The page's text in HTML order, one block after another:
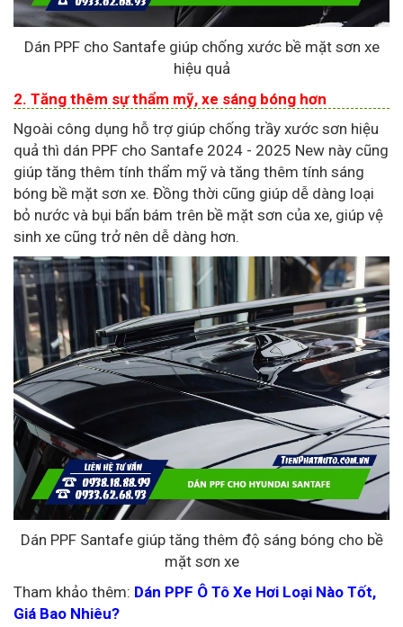
Dán PPF cho Santafe giúp chống xước bề mặt sơn xe
hiệu quả
2. Tăng thêm sự thẩm mỹ, xe sáng bóng hơn
Ngoài công dụng hỗ trợ giúp chống trầy xước sơn hiệu
quả thì dán PPF cho Santafe 2024 - 2025 New này cũng
giúp tăng thêm tính thẩm mỹ và tăng thêm tính sáng
bóng bề mặt sơn xe. Đồng thời cũng giúp dễ dàng loại
bỏ nước và bụi bẩn bám trên bề mặt sơn của xe, giúp vệ
sinh xe cũng trở nên dễ dàng hơn.
Dán PPF Santafe giúp tăng thêm độ sáng bóng cho bề
mặt sơn xe
Tham khảo thêm: Dán PPF Ô Tô Xe Hơi Loại Nào Tốt,
Giá Bao Nhiêu?